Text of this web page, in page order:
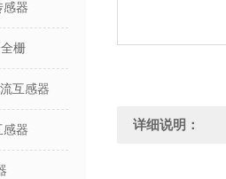
感器
栅
互感器
感器 详细说明：